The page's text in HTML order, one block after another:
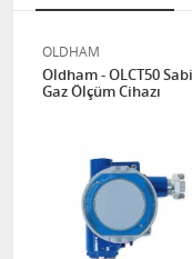
OLDHAM
Oldham - OLCT50
Gaz Ölçüm Cihazı